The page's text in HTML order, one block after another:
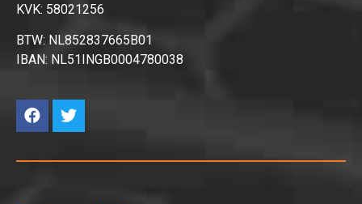
KVK: 58021256
BTW: NL852837665B01
IBAN: NL51INGB0004780038